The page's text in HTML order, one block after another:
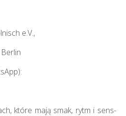
e.V.,
które mają smak, rytm i sens-